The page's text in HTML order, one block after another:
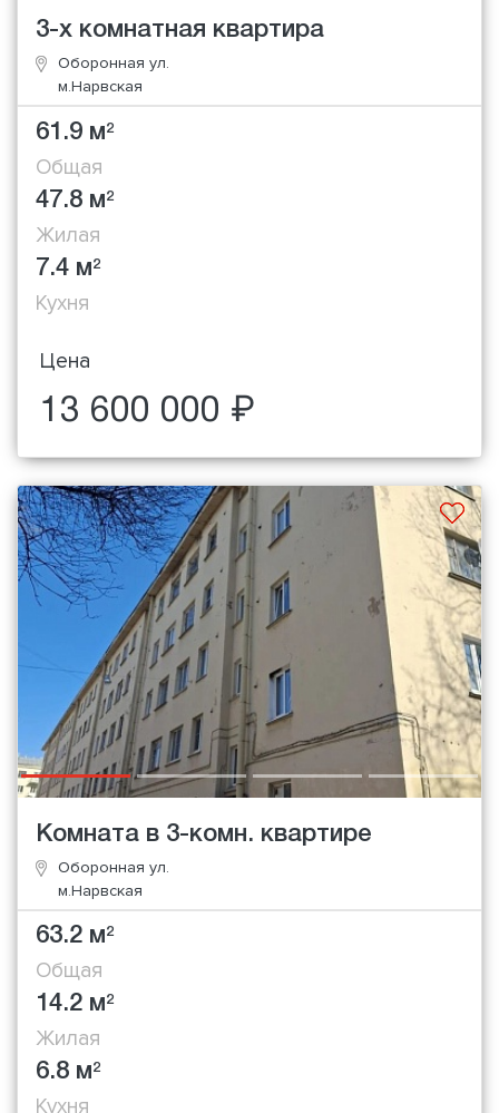
3-х комнатная квартира
Оборонная ул.
м.Нарвская
61.9 м2
Общая
47.8 м2
Жилая
7.4 м2
Кухня
Цена
13 600 000 ₽
Комната в 3-комн. квартире
Оборонная ул.
м.Нарвская
63.2 м2
Общая
14.2 м2
Жилая
6.8 м2
Кухня